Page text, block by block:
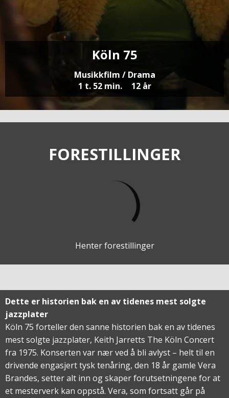
Köln 75
Musikkfilm / Drama
1 t. 52 min.
12 år
FORESTILLINGER
Henter forestillinger
Dette er historien bak en av tidenes mest solgte
jazzplater
Köln 75 forteller den sanne historien bak en av tidenes
mest solgte jazzplater, Keith Jarretts The Köln Concert
fra 1975. Konserten var nær ved å bli avlyst – helt til en
drivende engasjert tysk tenåring, den 18 år gamle Vera
Brandes, setter alt inn og skaper forutsetningene for at
et mesterverk kan oppstå. Vera, som fortsatt går på